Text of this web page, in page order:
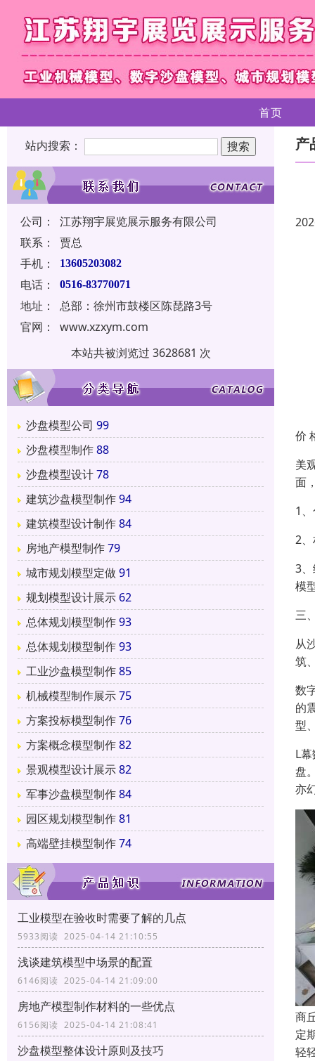
首页
站内搜索：
公司：
江苏翔宇展览展示服务有限公司
联系：
贾总
手机：
13605203082
电话： 0516-83770071
地址：
总部：徐州市鼓楼区陈琵路3号
官网：
www.xzxym.com
本站共被浏览过 3628681 次
沙盘模型公司 99
沙盘模型制作88
沙盘模型设计78
建筑沙盘模型制作94
建筑模型设计制作84
房地产模型制作79
城市规划模型定做91
规划模型设计展示 62
总体规划模型制作93
总体规划模型制作93
工业沙盘模型制作85
机械模型制作展示75
方案投标模型制作76
方案概念模型制作82
景观模型设计展示82
军事沙盘模型制作84
园区规划模型制作81
高端壁挂模型制作74
工业模型在验收时需要了解的几点
5933阅读 2025-04-14 21:10:55
浅谈建筑模型中场景的配置
6146阅读 2025-04-14 21:09:00
房地产模型制作材料的一些优点
6156阅读 2025-04-14 21:08:41
沙盘模型整体设计原则及技巧
产
价
美
面
1
2
3
模
三
从
筑
数
的
型
L
盘
亦
商
定
轻